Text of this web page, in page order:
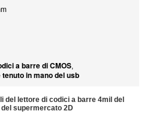
a barre di CMOS,
in mano del usb
del lettore di codici a barre 4mil del
supermercato 2D